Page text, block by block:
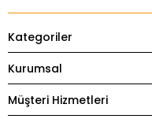
Kategoriler
Kurumsal
Müşteri Hizmetleri